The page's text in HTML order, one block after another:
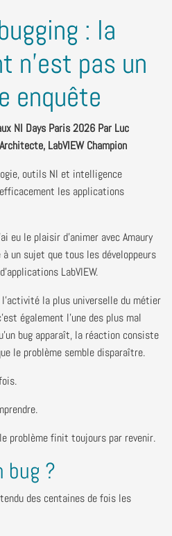
: la
n'est pas un
enquête
NI Days Paris 2026 Par Luc
LabVIEW Champion
outils NI et intelligence
les applications
eu le plaisir d'animer avec Amaury
un sujet que tous les développeurs
LabVIEW.
l'activité la plus universelle du métier
également l'une des plus mal
bug apparaît, la réaction consiste
le problème semble disparaître.
problème finit toujours par revenir.
bug ?
des centaines de fois les